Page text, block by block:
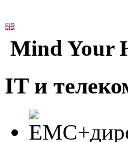
Mind Your
IT и